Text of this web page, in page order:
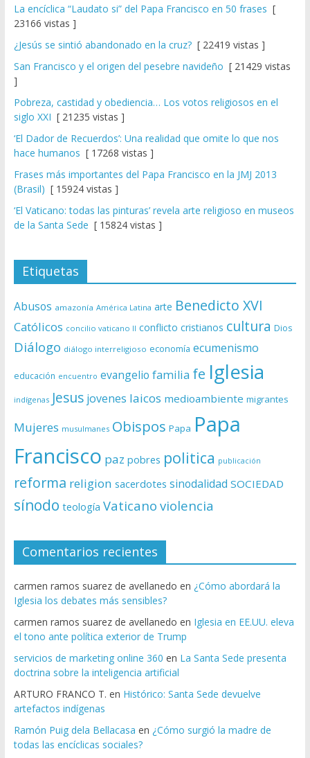
La encíclica “Laudato si” del Papa Francisco en 50 frases [
23166 vistas ]
¿Jesús se sintió abandonado en la cruz?[ 22419 vistas ]
San Francisco y el origen del pesebre navideño [ 21429 vistas
]
Pobreza, castidad y obediencia… Los votos religiosos en el
siglo XXI [ 21235 vistas ]
‘El Dador de Recuerdos’: Una realidad que omite lo que nos
hace humanos [ 17268 vistas ]
Frases más importantes del Papa Francisco en la JMJ 2013
(Brasil) [ 15924 vistas ]
‘El Vaticano: todas las pinturas’ revela arte religioso en museos
de la Santa Sede [ 15824 vistas ]
Etiquetas
Abusos amazonía América Latina arte Benedicto XVI
Católicos concilio vaticano II conflicto cristianos cultura Dios
Diálogo diálogo interreligioso economía ecumenismo
educación encuentro evangelio familia fe Iglesia
indígenas Jesus jovenes laicos medioambiente migrantes
Mujeres musulmanes Obispos Papa Papa
Francisco paz pobres politica publicación
reforma religion sacerdotes sinodalidad SOCIEDAD
sínodo teología Vaticano violencia
Comentarios recientes
carmen ramos suarez de avellanedo en ¿Cómo abordará la
Iglesia los debates más sensibles?
carmen ramos suarez de avellanedo en Iglesia en EE.UU. eleva
el tono ante política exterior de Trump
servicios de marketing online 360 en La Santa Sede presenta
doctrina sobre la inteligencia artificial
ARTURO FRANCO T. en Histórico: Santa Sede devuelve
artefactos indígenas
Ramón Puig dela Bellacasa en ¿Cómo surgió la madre de
todas las encíclicas sociales?